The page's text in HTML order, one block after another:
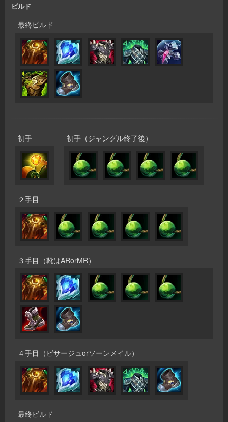
ビルド
最終ビルド
初手 初手（ジャングル終了後）
２手目
３手目（靴はARorMR）
４手目（ビサージュorソーンメイル）
最終ビルド